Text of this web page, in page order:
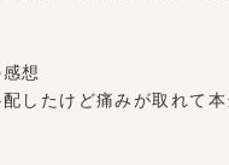
想
したけど痛みが取れて